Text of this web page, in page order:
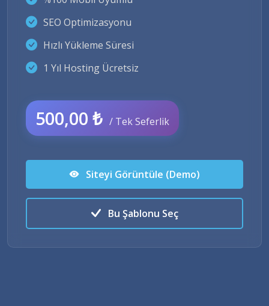
SEO Optimizasyonu
Hızlı Yükleme Süresi
1 Yıl Hosting Ücretsiz
500,00 ₺ / Tek Seferlik
Siteyi Görüntüle (Demo)
Bu Şablonu Seç